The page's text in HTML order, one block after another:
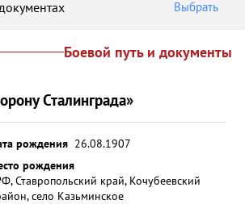
Выбрать
Боевой путь и документы
Сталинграда»
рождения 26.08.1907
рождения
Ставропольский край, Кочубеевский
село Казьминское